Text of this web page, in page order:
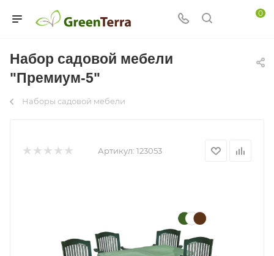
0
Набор садовой мебели
"Премиум-5"
Наборы садовой мебели
Артикул: 123053